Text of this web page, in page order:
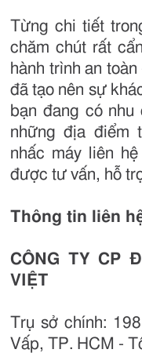
Từng chi tiết
chăm chút rất
hành trình an
đã tạo nên sự
bạn đang có nhu
những địa điểm
nhấc máy liên
được tư vấn, hỗ
Thông tin liên
CÔNG TY CP
VIỆT
Trụ sở chính:
Vấp, TP. HCM -